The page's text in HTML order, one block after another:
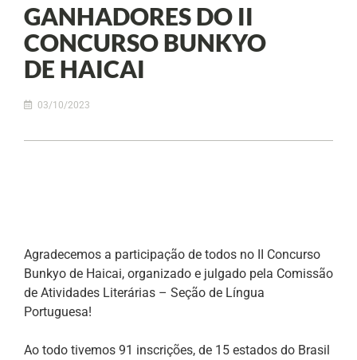
GANHADORES DO II
CONCURSO BUNKYO
DE HAICAI
03/10/2023
Agradecemos a participação de todos no II Concurso
Bunkyo de Haicai, organizado e julgado pela Comissão
de Atividades Literárias – Seção de Língua
Portuguesa!
Ao todo tivemos 91 inscrições, de 15 estados do Brasil